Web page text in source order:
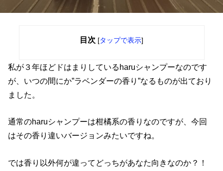
目次 [タップで表示]
私が３年ほどドはまりしているharuシャンプーなのです
が、いつの間にか”ラベンダーの香り”なるものが出ており
ました。
通常のharuシャンプーは柑橘系の香りなのですが、今回
はその香り違いバージョンみたいですね。
では香り以外何が違ってどっちがあなた向きなのか？！